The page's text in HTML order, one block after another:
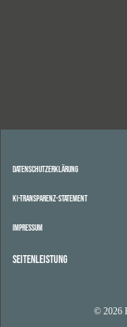
Datenschutzerklärung
KI-Transparenz-Statement
Impressum
Seitenleistung
© 2026